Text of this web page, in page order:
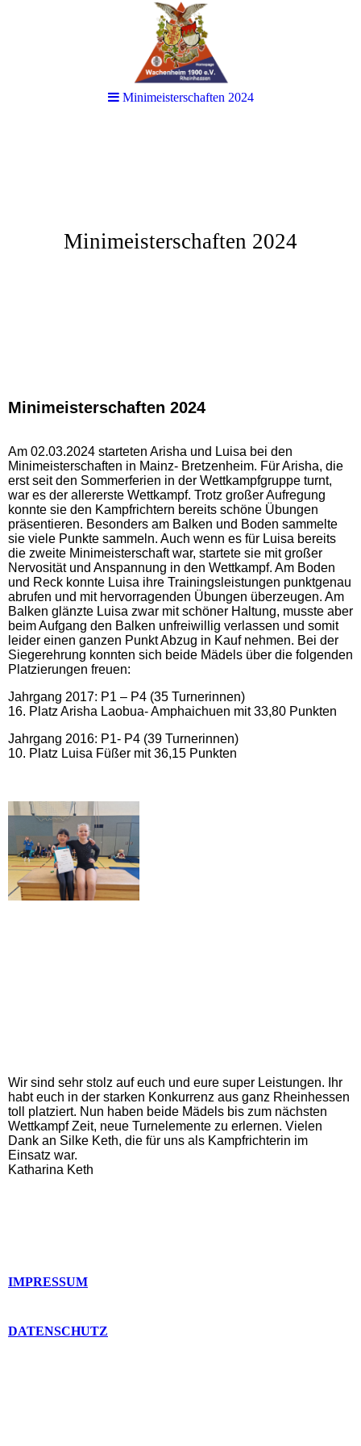
Minimeisterschaften 2024
Minimeisterschaften 2024
Am 02.03.2024 starteten Arisha und Luisa bei den
Minimeisterschaften in Mainz- Bretzenheim. Für Arisha, die
erst seit den Sommerferien in der Wettkampfgruppe turnt,
war es der allererste Wettkampf. Trotz großer Aufregung
konnte sie den Kampfrichtern bereits schöne Übungen
präsentieren. Besonders am Balken und Boden sammelte
sie viele Punkte sammeln. Auch wenn es für Luisa bereits
die zweite Minimeisterschaft war, startete sie mit großer
Nervosität und Anspannung in den Wettkampf. Am Boden
und Reck konnte Luisa ihre Trainingsleistungen punktgenau
abrufen und mit hervorragenden Übungen überzeugen. Am
Balken glänzte Luisa zwar mit schöner Haltung, musste aber
beim Aufgang den Balken unfreiwillig verlassen und somit
leider einen ganzen Punkt Abzug in Kauf nehmen. Bei der
Siegerehrung konnten sich beide Mädels über die folgenden
Platzierungen freuen:
Jahrgang 2017: P1 – P4 (35 Turnerinnen)
16. Platz Arisha Laobua- Amphaichuen mit 33,80 Punkten
Jahrgang 2016: P1- P4 (39 Turnerinnen)
10. Platz Luisa Füßer mit 36,15 Punkten
Wir sind sehr stolz auf euch und eure super Leistungen. Ihr
habt euch in der starken Konkurrenz aus ganz Rheinhessen
toll platziert. Nun haben beide Mädels bis zum nächsten
Wettkampf Zeit, neue Turnelemente zu erlernen. Vielen
Dank an Silke Keth, die für uns als Kampfrichterin im
Einsatz war.
Katharina Keth
IMPRESSUM
DATENSCHUTZ
Minimeisterschaften 2024